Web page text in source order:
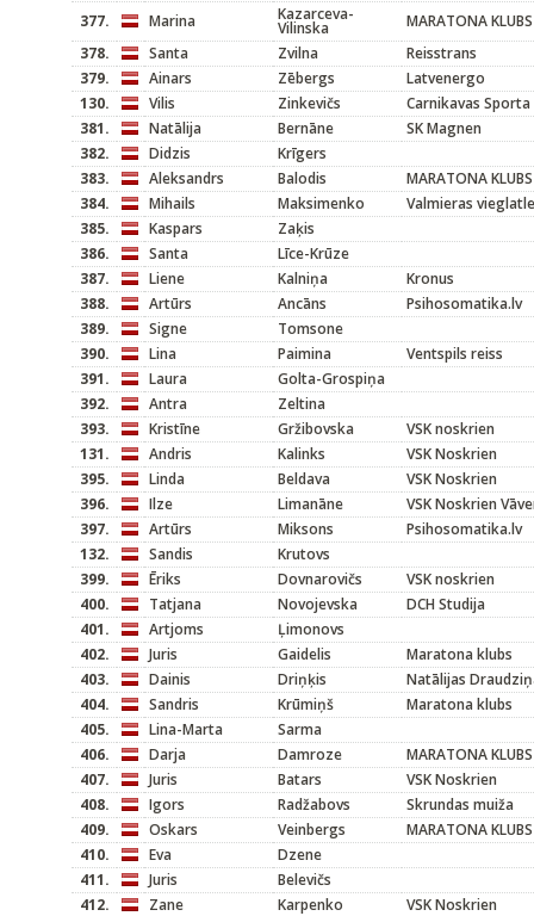
377.
Marina Kazarceva-
Vilinska
MARATONA KLUBS
378.
Santa Zvilna
Reisstrans
379.
Ainars Zēbergs
Latvenergo
130.
Vilis Zinkevičs
Carnikavas
381.
Natālija Bernāne
SK Magnen
382.
Didzis
Krīgers
383.
Aleksandrs Balodis
MARATONA KLUBS
384.
Mihails Maksimenko
Valmieras
385.
Kaspars
Zaķis
386.
Santa
Līce-Krūze
387.
Liene Kalniņa
Kronus
388.
Artūrs Ancāns
Psihosomatika.lv
389.
Signe
Tomsone
390.
Lina Paimina
Ventspils reiss
391.
Laura
Golta-Grospiņa
392.
Antra
Zeltina
393.
Kristīne Gržibovska
VSK noskrien
131.
Andris Kalinks
VSK Noskrien
395.
Linda Beldava
VSK Noskrien
396.
Ilze Limanāne
VSK Noskrien
397.
Artūrs Miksons
Psihosomatika.lv
132.
Sandis
Krutovs
399.
Ēriks Dovnarovičs
VSK noskrien
400.
Tatjana Novojevska
DCH Studija
401.
Artjoms
Ļimonovs
402.
Juris Gaidelis
Maratona klubs
403.
Dainis Driņķis
Natālijas
404.
Sandris Krūmiņš
Maratona klubs
405.
Lina-Marta
Sarma
406.
Darja Damroze
MARATONA KLUBS
407.
Juris Batars
VSK Noskrien
408.
Igors Radžabovs
Skrundas muiža
409.
Oskars Veinbergs
MARATONA KLUBS
410.
Eva
Dzene
411.
Juris
Belevičs
412.
Zane Karpenko
VSK Noskrien